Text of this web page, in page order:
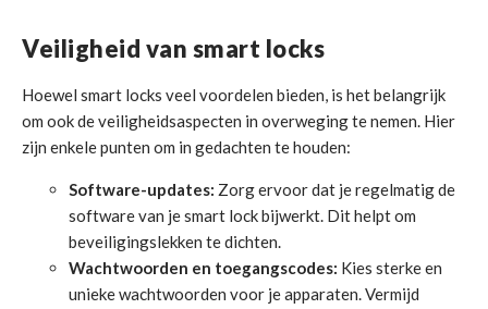
Veiligheid van smart locks
Hoewel smart locks veel voordelen bieden, is het belangrijk
om ook de veiligheidsaspecten in overweging te nemen. Hier
zijn enkele punten om in gedachten te houden:
Software-updates: Zorg ervoor dat je regelmatig de
software van je smart lock bijwerkt. Dit helpt om
beveiligingslekken te dichten.
Wachtwoorden en toegangscodes: Kies sterke en
unieke wachtwoorden voor je apparaten. Vermijd